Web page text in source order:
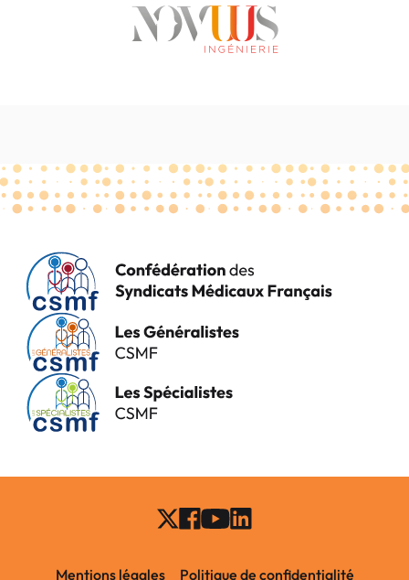
Mentions légales Politique de confidentialité